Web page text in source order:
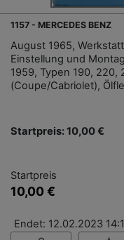
1157 - MERCEDES BENZ
August 1965,
Einstellung und
1959, Typen 190, 220,
(Coupe/Cabriolet),
Startpreis: 10,00 €
Startpreis
10,00 €
Endet: 12.02.2023